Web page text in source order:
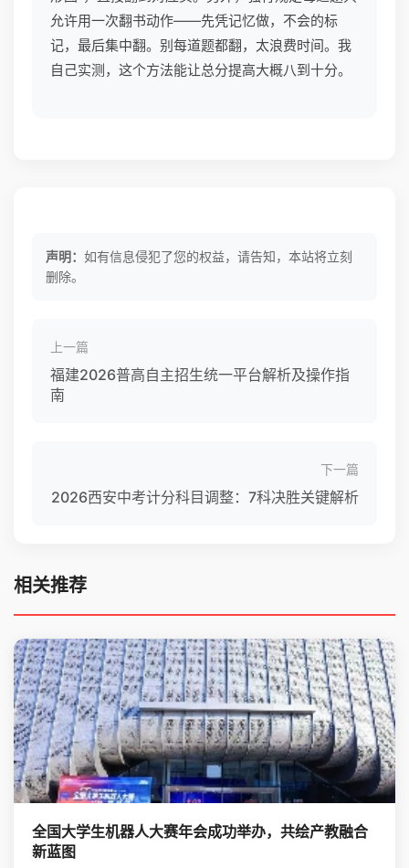
允许用一次翻书动作——先凭记忆做，不会的标
记，最后集中翻。别每道题都翻，太浪费时间。我
自己实测，这个方法能让总分提高大概八到十分。
声明： 如有信息侵犯了您的权益，请告知，本站将立刻
删除。
上一篇
福建2026普高自主招生统一平台解析及操作指
南
下一篇
2026西安中考计分科目调整：7科决胜关键解析
相关推荐
全国大学生机器人大赛年会成功举办，共绘产教融合
新蓝图